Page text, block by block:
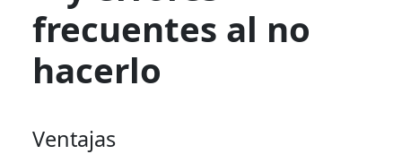
frecuentes al no
hacerlo
Ventajas